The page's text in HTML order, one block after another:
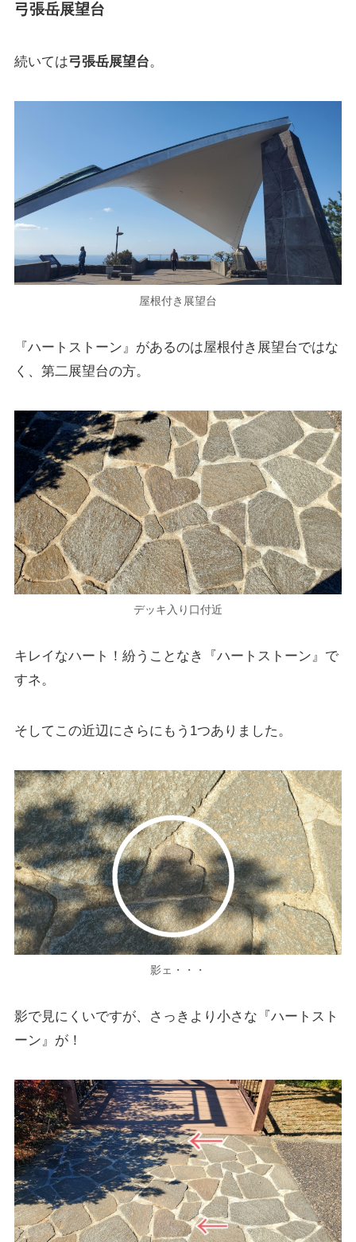
弓張岳展望台
続いては弓張岳展望台。
屋根付き展望台
『ハートストーン』があるのは屋根付き展望台ではな
く、第二展望台の方。
デッキ入り口付近
キレイなハート！紛うことなき『ハートストーン』で
すネ。
そしてこの近辺にさらにもう1つありました。
影ェ・・・
影で見にくいですが、さっきより小さな『ハートスト
ーン』が！